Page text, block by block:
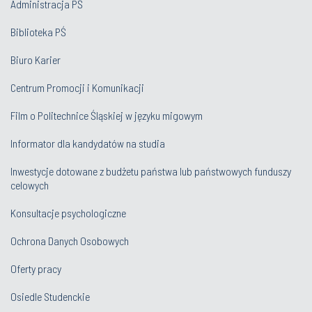
Administracja PŚ
Biblioteka PŚ
Biuro Karier
Centrum Promocji i Komunikacji
Film o Politechnice Śląskiej w języku migowym
Informator dla kandydatów na studia
Inwestycje dotowane z budżetu państwa lub państwowych funduszy
celowych
Konsultacje psychologiczne
Ochrona Danych Osobowych
Oferty pracy
Osiedle Studenckie